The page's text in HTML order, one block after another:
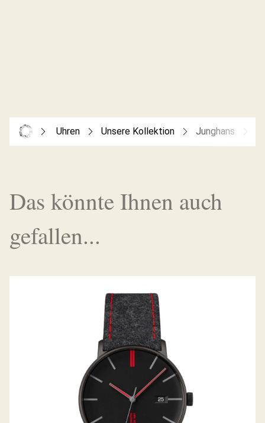
Uhren Unsere Kollektion Junghans
Das könnte Ihnen auch
gefallen...
FORM A EDITION 160